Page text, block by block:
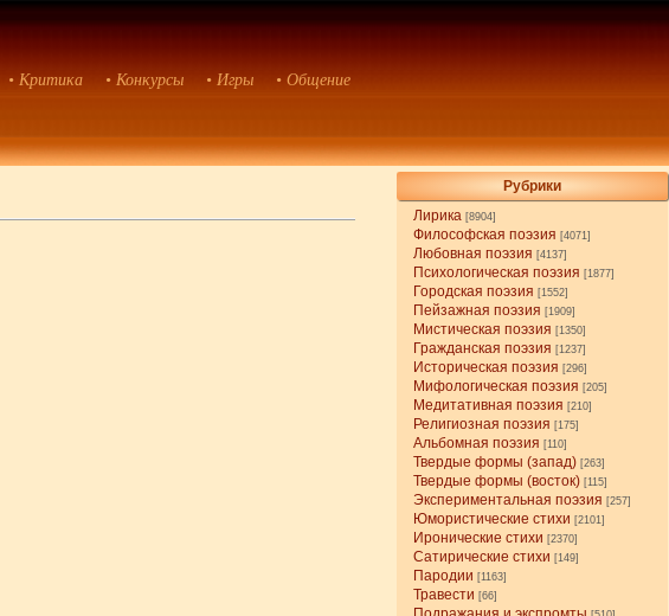
• Критика • Конкурсы • Игры • Общение
Рубрики
Лирика [8904]
Философская поэзия [4071]
Любовная поэзия [4137]
Психологическая поэзия [1877]
Городская поэзия [1552]
Пейзажная поэзия [1909]
Мистическая поэзия [1350]
Гражданская поэзия [1237]
Историческая поэзия [296]
Мифологическая поэзия [205]
Медитативная поэзия [210]
Религиозная поэзия [175]
Альбомная поэзия [110]
Твердые формы (запад) [263]
Твердые формы (восток) [115]
Экспериментальная поэзия [257]
Юмористические стихи [2101]
Иронические стихи [2370]
Сатирические стихи [149]
Пародии [1163]
Травести [66]